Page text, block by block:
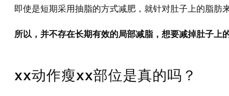
即使是短期采用抽脂的方式减肥，就针对肚子上的脂
所以，并不存在长期有效的局部减脂，想要减掉肚子上
xx动作瘦xx部位是真的吗？